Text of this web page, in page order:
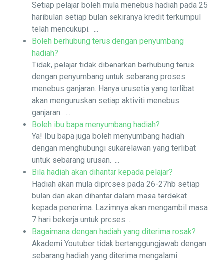
Setiap pelajar boleh mula menebus hadiah pada 25
haribulan setiap bulan sekiranya kredit terkumpul
telah mencukupi. ...
Boleh berhubung terus dengan penyumbang
hadiah?
Tidak, pelajar tidak dibenarkan berhubung terus
dengan penyumbang untuk sebarang proses
menebus ganjaran. Hanya urusetia yang terlibat
akan menguruskan setiap aktiviti menebus
ganjaran. ...
Boleh ibu bapa menyumbang hadiah?
Ya! Ibu bapa juga boleh menyumbang hadiah
dengan menghubungi sukarelawan yang terlibat
untuk sebarang urusan. ...
Bila hadiah akan dihantar kepada pelajar?
Hadiah akan mula diproses pada 26-27hb setiap
bulan dan akan dihantar dalam masa terdekat
kepada penerima. Lazimnya akan mengambil masa
7 hari bekerja untuk proses ...
Bagaimana dengan hadiah yang diterima rosak?
Akademi Youtuber tidak bertanggungjawab dengan
sebarang hadiah yang diterima mengalami